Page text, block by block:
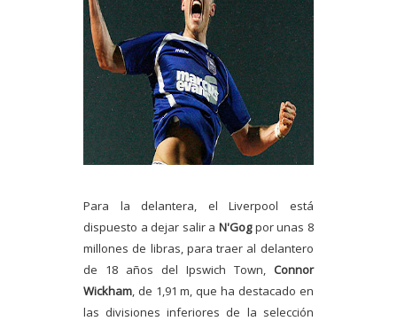
Para la delantera, el Liverpool está
dispuesto a dejar salir a N'Gogpor unas 8
millones de libras, para traer al delantero
de 18 años del Ipswich Town, Connor
Wickham, de 1,91 m, que ha destacado en
las divisiones inferiores de la selección